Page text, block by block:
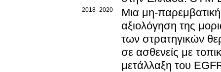
2018–2020
Μια μη-
αξιολόγηση της
των στρατηγικών
σε ασθενείς με
μετάλλαξη του